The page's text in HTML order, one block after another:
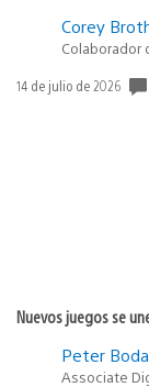
Corey
Colaborador
Fecha
14 de julio de 2026
Nuevos juegos se
Peter Boda
Associate